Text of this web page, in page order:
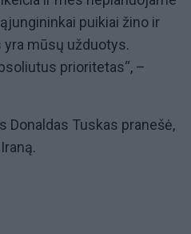
puikiai žino ir
yra mūsų užduotys.
prioritetas“, –
Donaldas Tuskas pranešė,